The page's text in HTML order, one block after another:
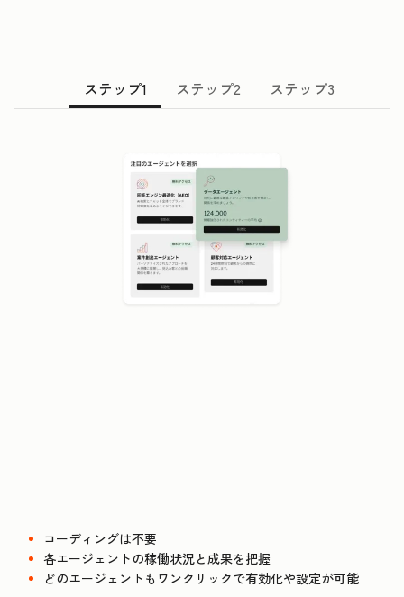
ステップ1 ステップ2 ステップ3
コーディングは不要
各エージェントの稼働状況と成果を把握
どのエージェントもワンクリックで有効化や設定が可能